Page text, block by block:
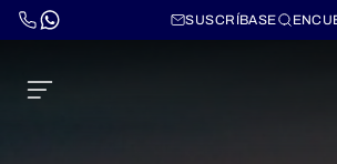
SUSCRÍBASE